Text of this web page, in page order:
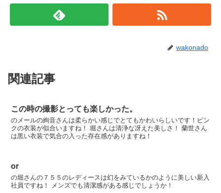
wakonado
関連記事
この時の撮影とっても楽しかった。
のメールの絢音さんは柔らかい感じでとてもかわいらしいです！ピン
クの衣装が似合いますね！ 堀さんは清浄な冴えた美しさ！ 蘭世さん
は黒い衣装で気合の入った存在感がありますね！
or
の堀さんの７５５のレディースは幻をみているかのように美しい新入
社員ですね！ メンズでも清潔感がある感じでしょうか！